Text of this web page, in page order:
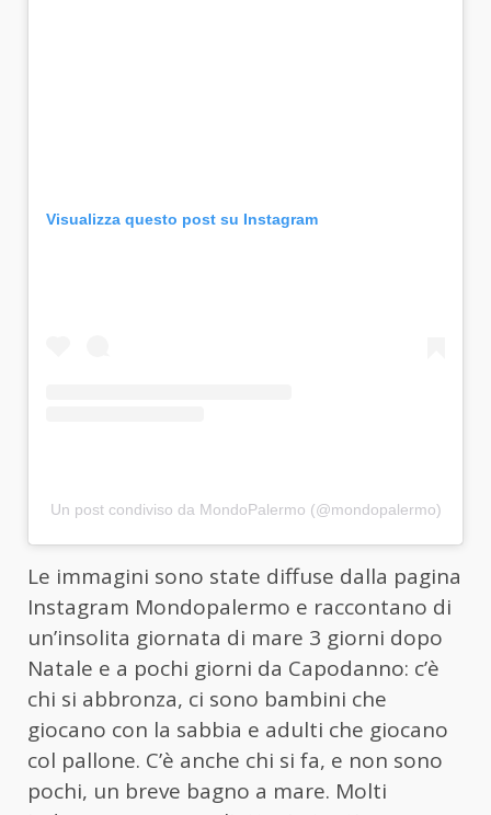
Visualizza questo post su Instagram
Un post condiviso da MondoPalermo (@mondopalermo)
Le immagini sono state diffuse dalla pagina
Instagram Mondopalermo e raccontano di
un’insolita giornata di mare 3 giorni dopo
Natale e a pochi giorni da Capodanno: c’è
chi si abbronza, ci sono bambini che
giocano con la sabbia e adulti che giocano
col pallone. C’è anche chi si fa, e non sono
pochi, un breve bagno a mare. Molti